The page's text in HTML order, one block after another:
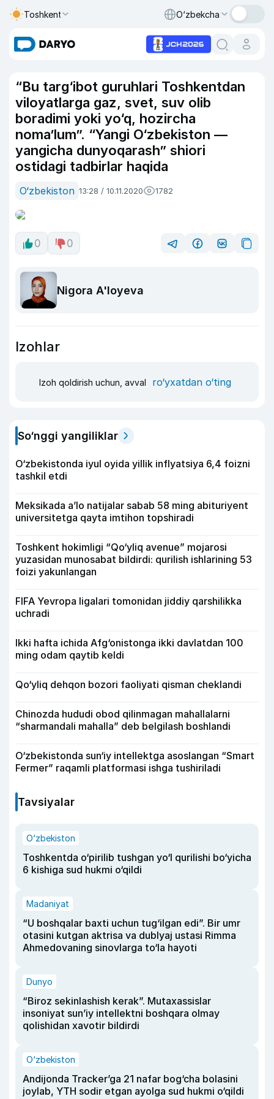
Toshkent O‘zbekcha
“Bu targ‘ibot guruhlari Toshkentdan
viloyatlarga gaz, svet, suv olib
boradimi yoki yo‘q, hozircha
noma’lum”. “Yangi O‘zbekiston —
yangicha dunyoqarash” shiori
ostidagi tadbirlar haqida
O‘zbekiston 13:28 / 10.11.2020 1782
0 0
Nigora A'loyeva
Izohlar
Izoh qoldirish uchun, avval ro‘yxatdan o‘ting
So‘nggi yangiliklar
O‘zbekistonda iyul oyida yillik inflyatsiya 6,4 foizni
tashkil etdi
Meksikada a’lo natijalar sabab 58 ming abituriyent
universitetga qayta imtihon topshiradi
Toshkent hokimligi “Qo‘yliq avenue” mojarosi
yuzasidan munosabat bildirdi: qurilish ishlarining 53
foizi yakunlangan
FIFA Yevropa ligalari tomonidan jiddiy qarshilikka
uchradi
Ikki hafta ichida Afg‘onistonga ikki davlatdan 100
ming odam qaytib keldi
Qo‘yliq dehqon bozori faoliyati qisman cheklandi
Chinozda hududi obod qilinmagan mahallalarni
“sharmandali mahalla” deb belgilash boshlandi
O‘zbekistonda sun‘iy intellektga asoslangan “Smart
Fermer” raqamli platformasi ishga tushiriladi
Tavsiyalar
O‘zbekiston
Toshkentda o‘pirilib tushgan yo‘l qurilishi bo‘yicha
6 kishiga sud hukmi o‘qildi
Madaniyat
“U boshqalar baxti uchun tug‘ilgan edi”. Bir umr
otasini kutgan aktrisa va dublyaj ustasi Rimma
Ahmedovaning sinovlarga to‘la hayoti
Dunyo
“Biroz sekinlashish kerak”. Mutaxassislar
insoniyat sun’iy intellektni boshqara olmay
qolishidan xavotir bildirdi
O‘zbekiston
Andijonda Tracker’ga 21 nafar bog‘cha bolasini
joylab, YTH sodir etgan ayolga sud hukmi o‘qildi